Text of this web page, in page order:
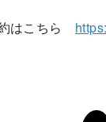
はこちら